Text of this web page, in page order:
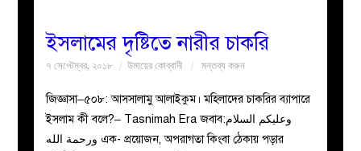
ইসলামের দৃষ্টিতে নারীর চাকরি
৭ সেপ্টেম্বর, ২০১৮ উমায়ের কোব্বাদী মন্তব্য করুন
জিজ্ঞাসা–৫০৮: আসসালামু আলাইকুম। মহিলাদের চাকরির ব্যাপারে
ইসলাম কী বলে?– Tasnimah Era জবাব:وعليكم السلام
ورحمة الله এক- প্রয়োজন, অপরাগতা কিংবা ঠেকায় পড়ার